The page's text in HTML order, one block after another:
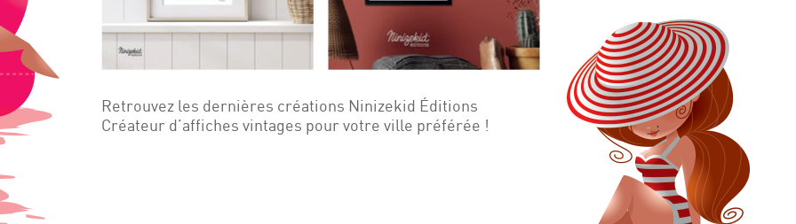
Retrouvez les dernières créations Ninizekid Éditions
Créateur d’affiches vintages pour votre ville préférée !